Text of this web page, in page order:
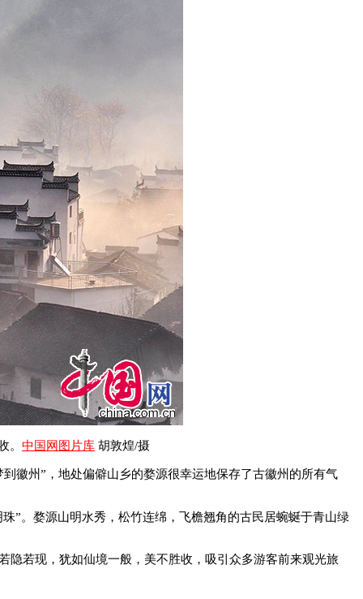
。 中国网图片库 胡敦煌/摄
徽州”，地处偏僻山乡的婺源很幸运地保存了古徽州的所有气
”。婺源山明水秀，松竹连绵，飞檐翘角的古民居蜿蜒于青山绿
隐若现， 犹如仙境一般，美不胜收，吸引众多游客前来观光旅